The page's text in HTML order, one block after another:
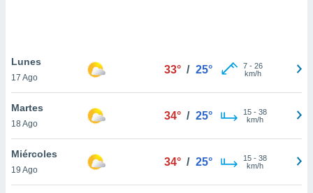
únicos
similares
como
sitio
Lunes
17 Ago
33° / 25° 7- 26
km/h
Martes
18 Ago
34° / 25° 15- 38
km/h
Miércoles
19 Ago
34° / 25° 15- 38
km/h